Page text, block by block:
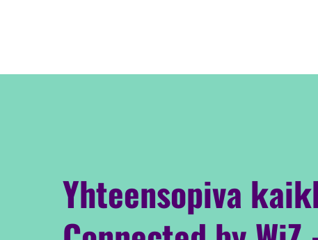
Yhteensopiva